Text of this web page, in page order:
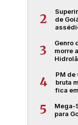
2
de
3
Genro
morre
4
PM de
bruta
fica em
5
Mega-
para